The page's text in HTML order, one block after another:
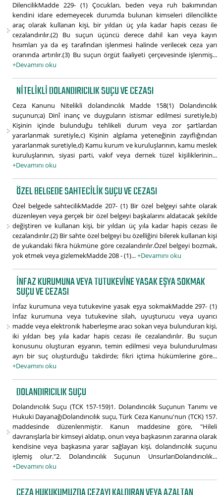
DilencilikMadde 229- (1) Çocukları, beden veya ruh bakımından
kendini idare edemeyecek durumda bulunan kimseleri dilencilikte
araç olarak kullanan kişi, bir yıldan üç yıla kadar hapis cezası ile
cezalandırılır.(2) Bu suçun üçüncü derece dahil kan veya kayın
hısımları ya da eş tarafından işlenmesi halinde verilecek ceza yarı
oranında artırılır.(3) Bu suçun örgüt faaliyeti çerçevesinde işlenmiş...
+Devamını oku
NITELIKLI DOLANDIRICILIK SUÇU VE CEZASI
Ceza Kanunu Nitelikli dolandırıcılık Madde 158(1) Dolandırıcılık
suçunun;a) Dinî inanç ve duyguların istismar edilmesi suretiyle,b)
Kişinin içinde bulunduğu tehlikeli durum veya zor şartlardan
yararlanmak suretiyle,c) Kişinin algılama yeteneğinin zayıflığından
yararlanmak suretiyle,d) Kamu kurum ve kuruluşlarının, kamu meslek
kuruluşlarının, siyasi parti, vakıf veya dernek tüzel kişiliklerinin...
+Devamını oku
ÖZEL BELGEDE SAHTECILIK SUÇU VE CEZASI
Özel belgede sahtecilikMadde 207- (1) Bir özel belgeyi sahte olarak
düzenleyen veya gerçek bir özel belgeyi başkalarını aldatacak şekilde
değiştiren ve kullanan kişi, bir yıldan üç yıla kadar hapis cezası ile
cezalandırılır.(2) Bir sahte özel belgeyi bu özelliğini bilerek kullanan kişi
de yukarıdaki fıkra hükmüne göre cezalandırılır.Özel belgeyi bozmak,
yok etmek veya gizlemekMadde 208 - (1)...+Devamını oku
İNFAZ KURUMUNA VEYA TUTUKEVINE YASAK EŞYA SOKMAK
SUÇU VE CEZASI
İnfaz kurumuna veya tutukevine yasak eşya sokmakMadde 297- (1)
İnfaz kurumuna veya tutukevine silah, uyuşturucu veya uyarıcı
madde veya elektronik haberleşme aracı sokan veya bulunduran kişi,
iki yıldan beş yıla kadar hapis cezası ile cezalandırılır. Bu suçun
konusunu oluşturan eşyanın, temin edilmesi veya bulundurulması
ayrı bir suç oluşturduğu takdirde; fikri içtima hükümlerine göre...
+Devamını oku
DOLANDIRICILIK SUÇU
Dolandırıcılık Suçu (TCK 157-159)1. Dolandırıcılık Suçunun Tanımı ve
Hukuki DayanağıDolandırıcılık suçu, Türk Ceza Kanunu'nun (TCK) 157.
maddesinde düzenlenmiştir. Kanun maddesine göre, "Hileli
davranışlarla bir kimseyi aldatıp, onun veya başkasının zararına olarak
kendisine veya başkasına yarar sağlayan kişi, dolandırıcılık suçunu
işlemiş olur."2. Dolandırıcılık Suçunun UnsurlarıDolandırıcılık...
+Devamını oku